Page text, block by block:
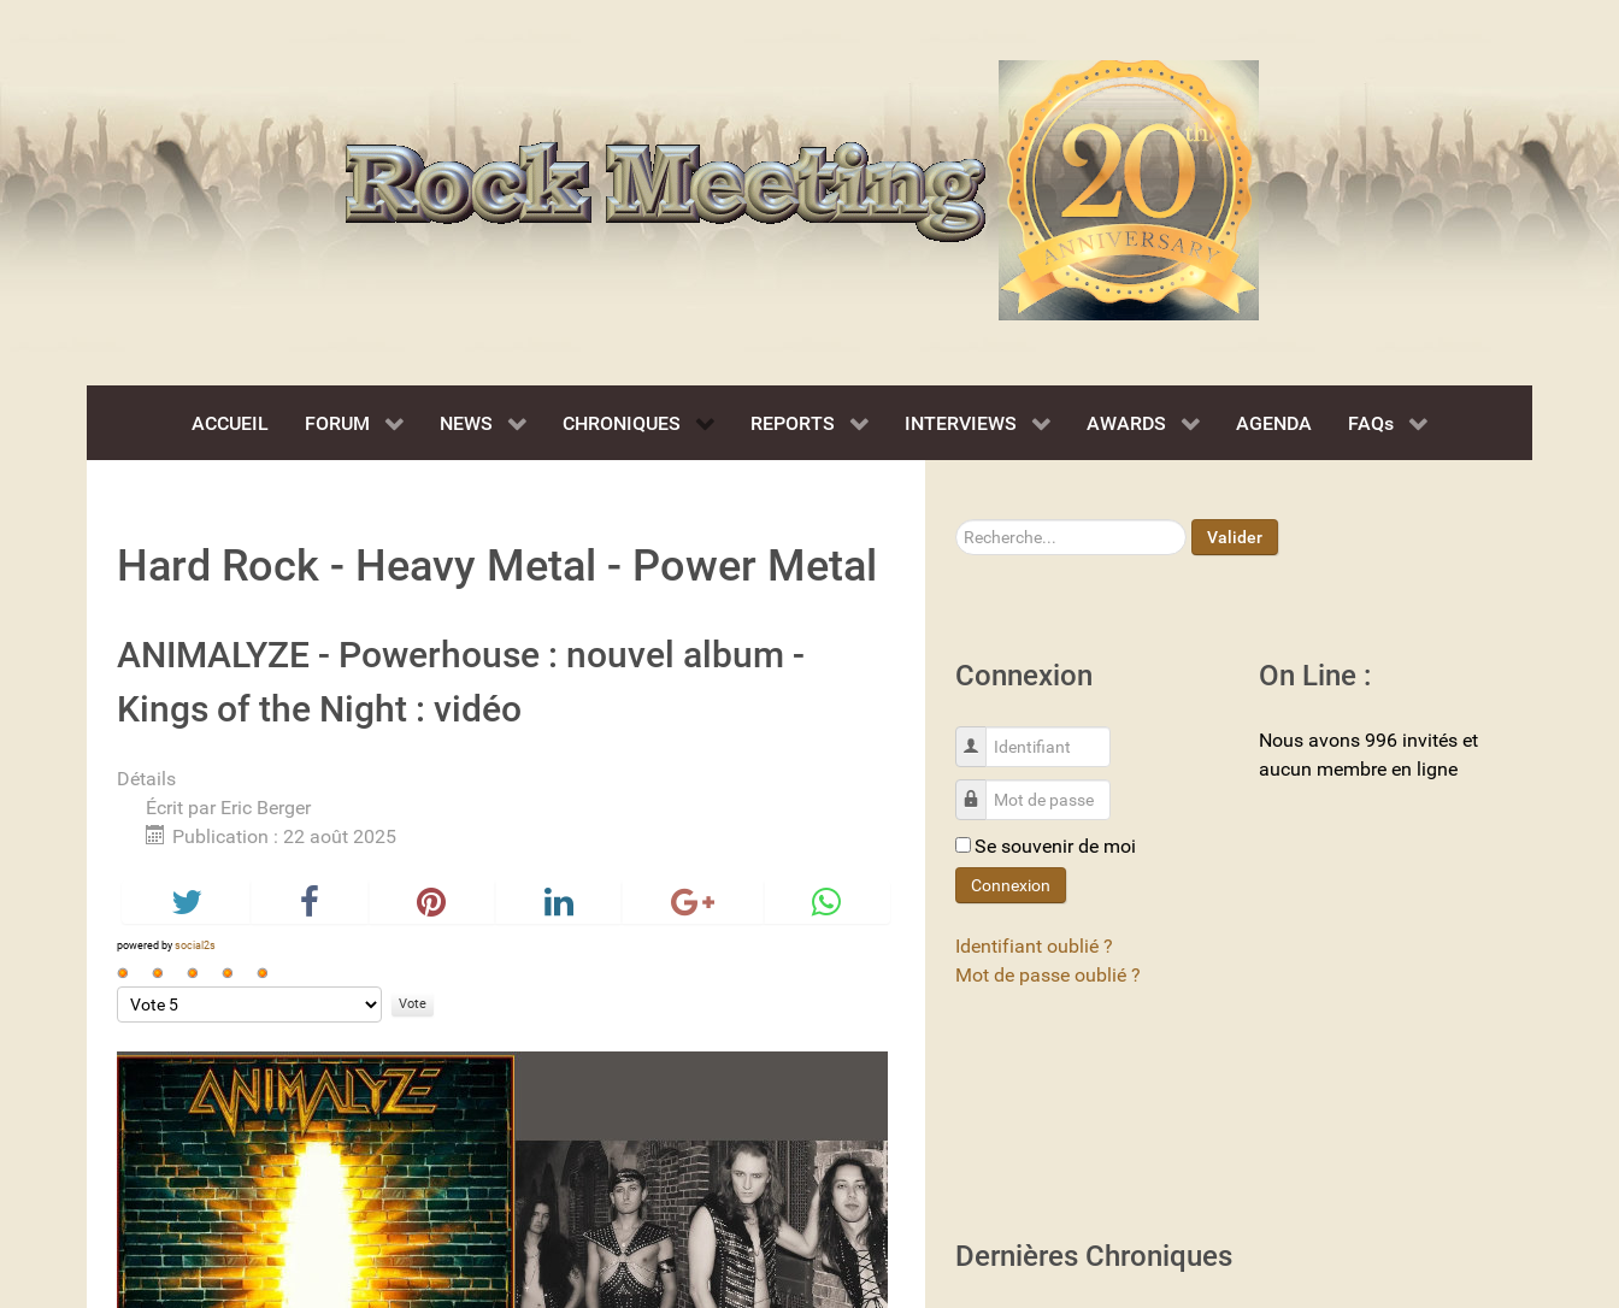
ACCUEIL FORUM NEWS CHRONIQUES REPORTS INTERVIEWS AWARDS AGENDA FAQs
Hard Rock - Heavy Metal - Power Metal
ANIMALYZE - Powerhouse : nouvel album -
Kings of the Night : vidéo
Détails
Écrit par Eric Berger
Publication : 22 août 2025
powered by social2s
Vote
utilisateur:
Veuillez
voter
Rechercher Valider
Connexion
Identifiant
Mot de passe
Se souvenir de moi
Connexion
Identifiant oublié ?
Mot de passe oublié ?
On Line :
Nous avons 996 invités et
aucun membre en ligne
Dernières Chroniques